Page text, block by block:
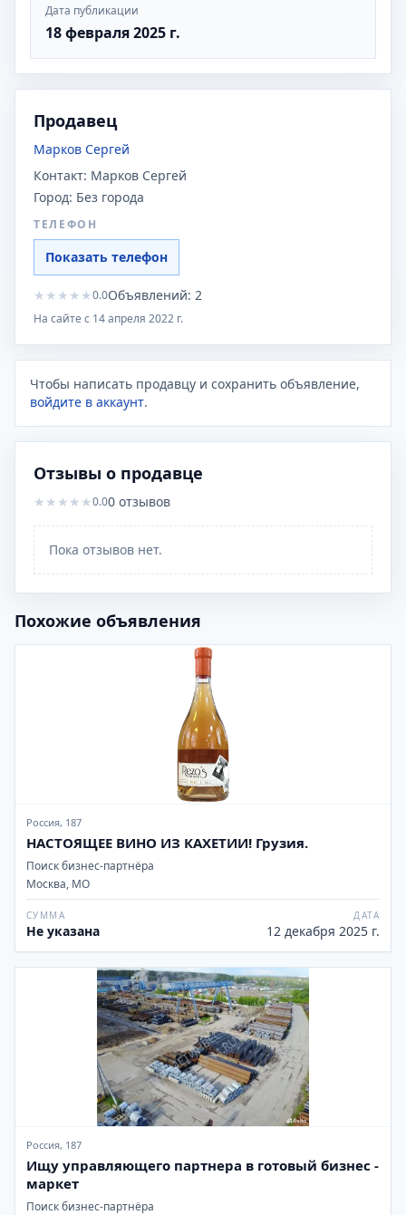
Дата публикации
18 февраля 2025 г.
Продавец
Марков Сергей
Контакт: Марков Сергей
Город: Без города
ТЕЛЕФОН
Показать телефон
★ ★ ★ ★ ★0.0Объявлений: 2
На сайте с 14 апреля 2022 г.
Чтобы написать продавцу и сохранить объявление,
войдите в аккаунт.
Отзывы о продавце
★ ★ ★ ★ ★0.00 отзывов
Пока отзывов нет.
Похожие объявления
Россия, 187
НАСТОЯЩЕЕ ВИНО ИЗ КАХЕТИИ! Грузия.
Поиск бизнес-партнёра
Москва, МО
СУММА
Не указана
ДАТА
12 декабря 2025 г.
Россия, 187
Ищу управляющего партнера в готовый бизнес -
маркет
Поиск бизнес-партнёра